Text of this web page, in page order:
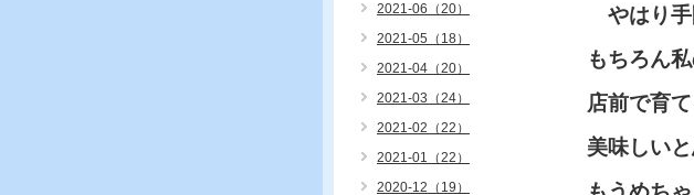
やはり手間
もちろん私
店前で育て
美味しいと
2021-06（20）
2021-05（18）
2021-04（20）
2021-03（24）
2021-02（22）
2021-01（22）
2020-12（19）